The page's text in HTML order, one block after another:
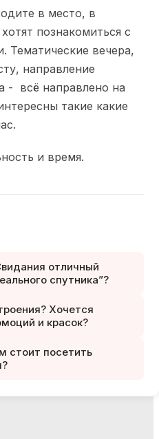
в место, в
познакомиться с
Тематические вечера,
направление
- всё направлено на
такие какие
и время.
отличный
спутника”?
Хочется
и красок?
стоит посетить